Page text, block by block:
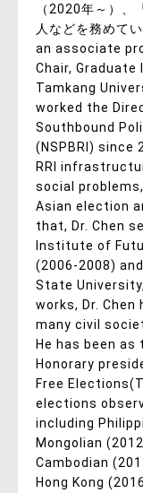
（2020年～）、
人などを務めて
an associate
Chair,
Tamkang
worked the
Southbound
(NSPBRI) since
RRI
social
Asian election
that, Dr. Chen
Institute of
(2006-2008)
State
works, Dr.
many civil
He has been
Honorary
Free
elections
including
Mongolian
Cambodian
Hong Kong